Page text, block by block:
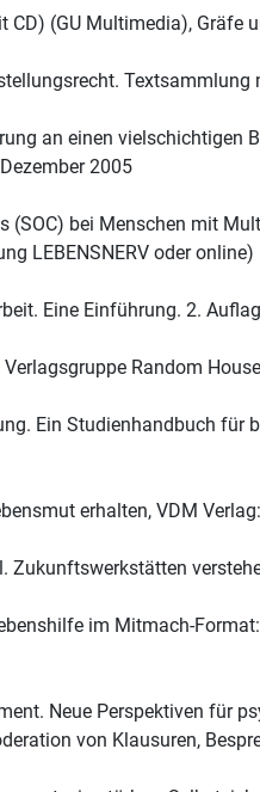
(GU Multimedia), Gräfe
Textsammlung
an einen
2005
(SOC) bei Menschen mit
LEBENSNERV oder online)
Eine Einführung. 2.
Random
Ein Studienhandbuch
erhalten, VDM
im Mitmach-
Neue Perspektiven für
von Klausuren,